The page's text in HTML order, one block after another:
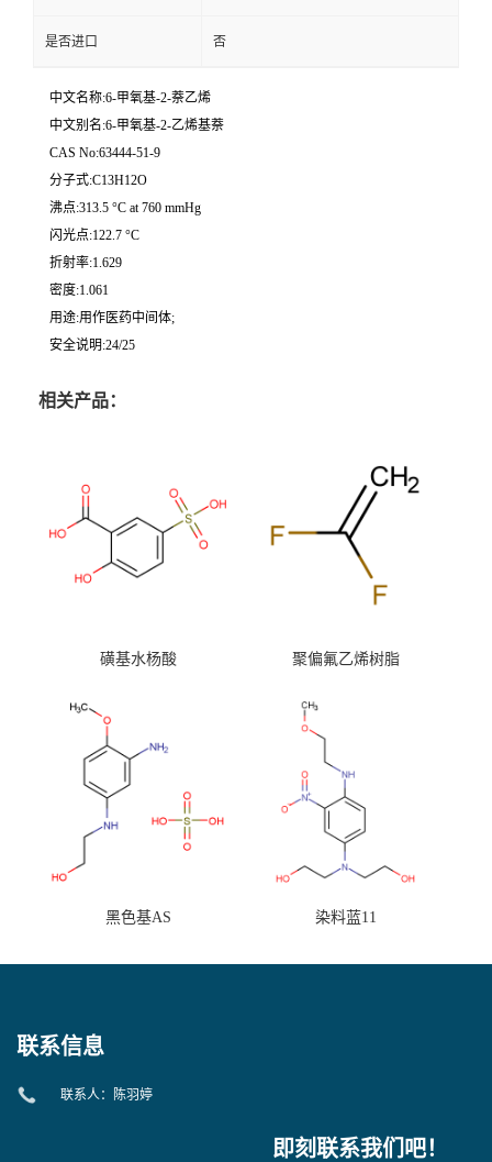
是否进口 否
中文名称:6-甲氧基-2-萘乙烯
中文别名:6-甲氧基-2-乙烯基萘
CAS No:63444-51-9
分子式:C13H12O
沸点:313.5 °C at 760 mmHg
闪光点:122.7 °C
折射率:1.629
密度:1.061
用途:用作医药中间体;
安全说明:24/25
相关产品：
磺基水杨酸 聚偏氟乙烯树脂
黑色基AS 染料蓝11
联系信息
联系人：陈羽婷
即刻联系我们吧！